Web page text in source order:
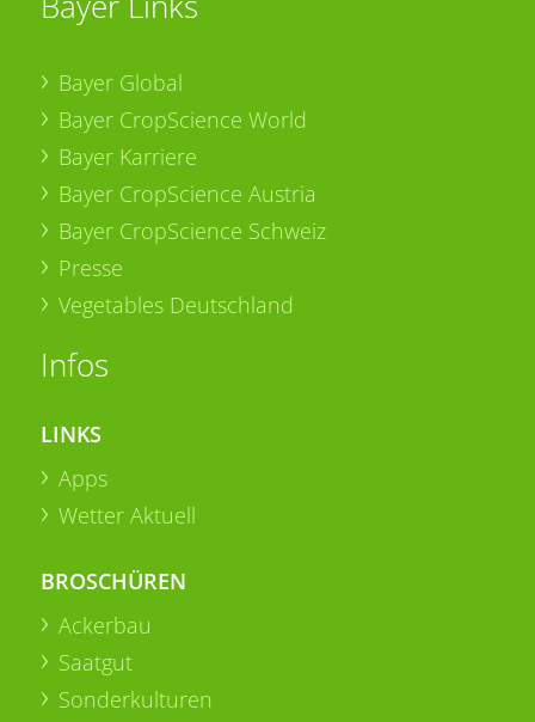
Bayer Global
Bayer CropScience World
Bayer Karriere
Bayer CropScience Austria
Bayer CropScience Schweiz
Presse
Vegetables Deutschland
Infos
LINKS
Apps
Wetter Aktuell
BROSCHÜREN
Ackerbau
Saatgut
Sonderkulturen